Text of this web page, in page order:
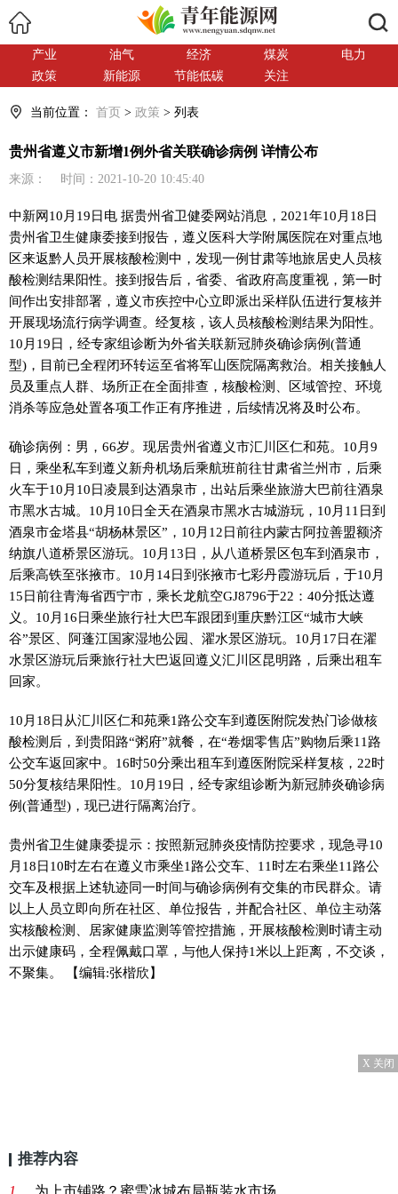
产业 油气 经济 煤炭
电力
政策
新能源 节能低碳 关注
当前位置： 首页 > 政策 > 列表
贵州省遵义市新增1例外省关联确诊病例 详情公布
来源： 时间：2021-10-20 10:45:40
中新网10月19日电 据贵州省卫健委网站消息，2021年10月18日
贵州省卫生健康委接到报告，遵义医科大学附属医院在对重点地
区来返黔人员开展核酸检测中，发现一例甘肃等地旅居史人员核
酸检测结果阳性。接到报告后，省委、省政府高度重视，第一时
间作出安排部署，遵义市疾控中心立即派出采样队伍进行复核并
开展现场流行病学调查。经复核，该人员核酸检测结果为阳性。
10月19日，经专家组诊断为外省关联新冠肺炎确诊病例(普通
型)，目前已全程闭环转运至省将军山医院隔离救治。相关接触人
员及重点人群、场所正在全面排查，核酸检测、区域管控、环境
消杀等应急处置各项工作正有序推进，后续情况将及时公布。
确诊病例：男，66岁。现居贵州省遵义市汇川区仁和苑。10月9
日，乘坐私车到遵义新舟机场后乘航班前往甘肃省兰州市，后乘
火车于10月10日凌晨到达酒泉市，出站后乘坐旅游大巴前往酒泉
市黑水古城。10月10日全天在酒泉市黑水古城游玩，10月11日到
酒泉市金塔县“胡杨林景区”，10月12日前往内蒙古阿拉善盟额济
纳旗八道桥景区游玩。10月13日，从八道桥景区包车到酒泉市，
后乘高铁至张掖市。10月14日到张掖市七彩丹霞游玩后，于10月
15日前往青海省西宁市，乘长龙航空GJ8796于22：40分抵达遵
义。10月16日乘坐旅行社大巴车跟团到重庆黔江区“城市大峡
谷”景区、阿蓬江国家湿地公园、濯水景区游玩。10月17日在濯
水景区游玩后乘旅行社大巴返回遵义汇川区昆明路，后乘出租车
回家。
10月18日从汇川区仁和苑乘1路公交车到遵医附院发热门诊做核
酸检测后，到贵阳路“粥府”就餐，在“卷烟零售店”购物后乘11路
公交车返回家中。16时50分乘出租车到遵医附院采样复核，22时
50分复核结果阳性。10月19日，经专家组诊断为新冠肺炎确诊病
例(普通型)，现已进行隔离治疗。
贵州省卫生健康委提示：按照新冠肺炎疫情防控要求，现急寻10
月18日10时左右在遵义市乘坐1路公交车、11时左右乘坐11路公
交车及根据上述轨迹同一时间与确诊病例有交集的市民群众。请
以上人员立即向所在社区、单位报告，并配合社区、单位主动落
实核酸检测、居家健康监测等管控措施，开展核酸检测时请主动
出示健康码，全程佩戴口罩，与他人保持1米以上距离，不交谈，
不聚集。
【编辑:张楷欣】
X 关闭
推荐内容
1、 为上市铺路？蜜雪冰城布局瓶装水市场